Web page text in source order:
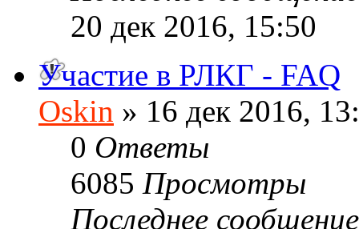
20 дек 2016, 15:50
Участие в РЛКГ - FAQ
Oskin » 16 дек 2016,
0 Ответы
6085 Просмотры
Последнее